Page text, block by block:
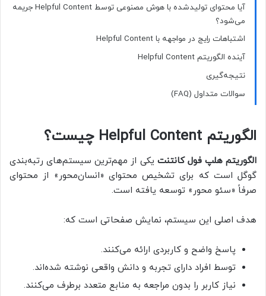
آیا محتوای تولیدشده با هوش مصنوعی توسط Helpful Content جریمه
می‌شود؟
اشتباهات رایج در مواجهه با Helpful Content
آینده الگوریتم Helpful Content
نتیجه‌گیری
سوالات متداول (FAQ)
الگوریتم Helpful Content چیست؟
الگوریتم هلپ فول کانتنت یکی از مهم‌ترین سیستم‌های رتبه‌بندی
گوگل است که برای تشخیص محتوای «انسان‌محور» از محتوای
صرفاً «سئو محور» توسعه یافته است.
هدف اصلی این سیستم، نمایش صفحاتی است که:
پاسخ واضح و کاربردی ارائه می‌کنند.
توسط افراد دارای تجربه و دانش واقعی نوشته شده‌اند.
نیاز کاربر را بدون مراجعه به منابع متعدد برطرف می‌کنند.